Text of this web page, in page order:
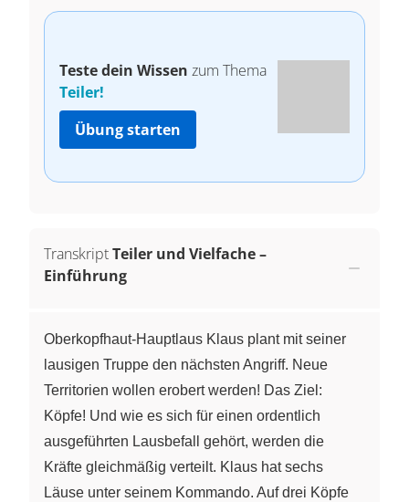
Teste dein Wissen zum Thema
Teiler!
Übung starten
TranskriptTeiler und Vielfache –
Einführung
Oberkopfhaut-Hauptlaus Klaus plant mit seiner
lausigen Truppe den nächsten Angriff. Neue
Territorien wollen erobert werden! Das Ziel:
Köpfe! Und wie es sich für einen ordentlich
ausgeführten Lausbefall gehört, werden die
Kräfte gleichmäßig verteilt. Klaus hat sechs
Läuse unter seinem Kommando. Auf drei Köpfe